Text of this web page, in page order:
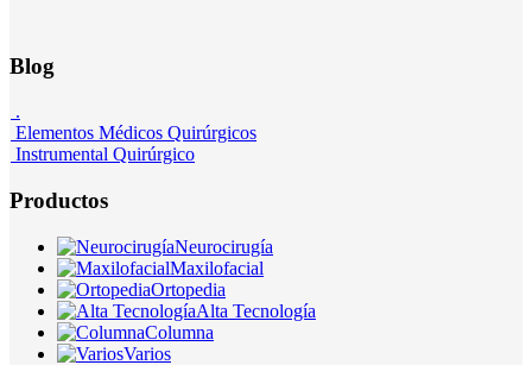
Blog
.
Elementos Médicos Quirúrgicos
Instrumental Quirúrgico
Productos
Neurocirugía
Maxilofacial
Ortopedia
Alta Tecnología
Columna
Varios